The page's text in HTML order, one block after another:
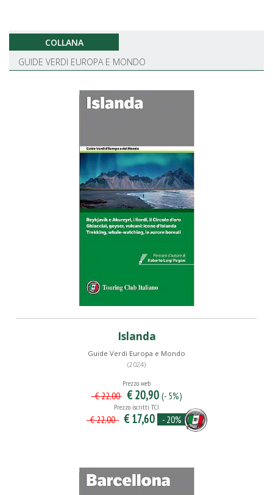
COLLANA
GUIDE VERDI EUROPA E MONDO
Islanda
Guide Verdi Europa e Mondo
(2024)
Prezzo web
€ 22,00 € 20,90 (- 5%)
Prezzo iscritti TCI
€ 22,00 € 17,60 - 20%